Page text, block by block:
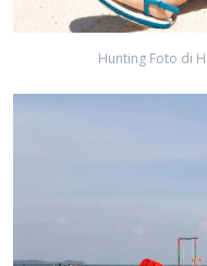
Hunting Foto di